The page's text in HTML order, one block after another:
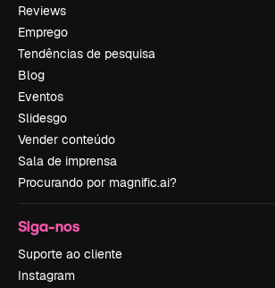
Reviews
Emprego
Tendências de pesquisa
Blog
Eventos
Slidesgo
Vender conteúdo
Sala de imprensa
Procurando por magnific.ai?
Siga-nos
Suporte ao cliente
Instagram